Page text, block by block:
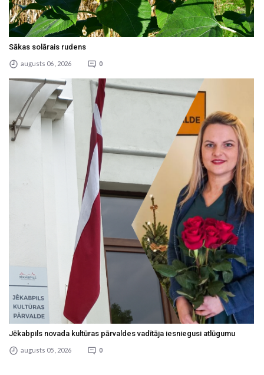
Sākas solārais rudens
augusts 06 , 2026 0
Jēkabpils novada kultūras pārvaldes vadītāja iesniegusi atlūgumu
augusts 05 , 2026 0